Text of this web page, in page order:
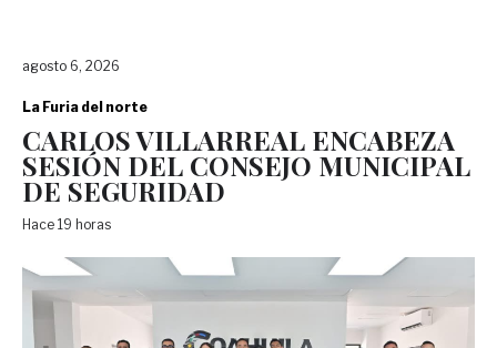
agosto 6, 2026
La Furia del norte
CARLOS VILLARREAL ENCABEZA
SESIÓN DEL CONSEJO MUNICIPAL
DE SEGURIDAD
Hace 19 horas